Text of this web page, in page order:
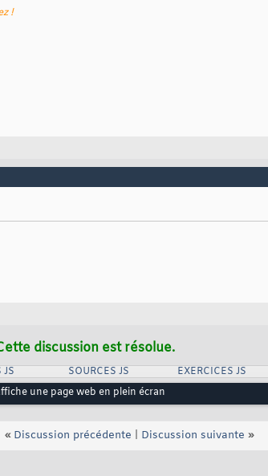
!
discussion est résolue.
JS SOURCES JS EXERCICES JS
une page web en plein écran
« Discussion précédente Discussion suivante »